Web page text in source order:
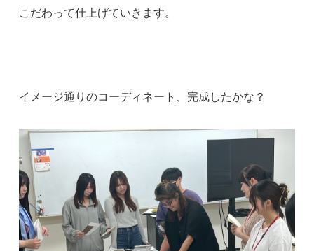
こだわって仕上げていきます。
イメージ通りのコーディネート、完成したかな？